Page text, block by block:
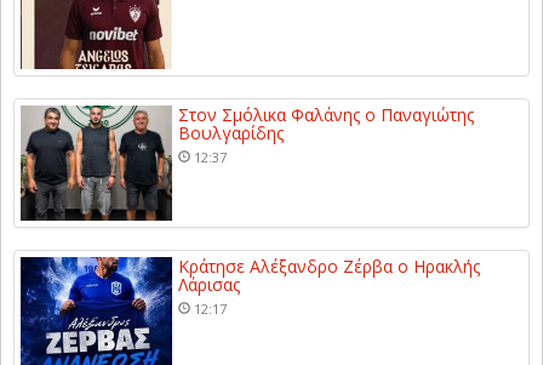
Στον Σμόλικα Φαλάνης ο Παναγιώτης
Βουλγαρίδης
12:37
Κράτησε Αλέξανδρο Ζέρβα ο Ηρακλής
Λάρισας
12:17